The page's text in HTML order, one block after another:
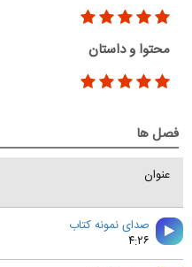
محتوا و داستان
فصل ها
عنوان
صدای نمونه کتاب
۴:۲۶